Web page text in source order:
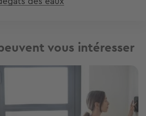
vous intéresser